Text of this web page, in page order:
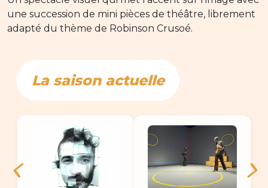
une succession de mini pièces de théâtre, librement
adapté du thème de Robinson Crusoé.
La saison actuelle